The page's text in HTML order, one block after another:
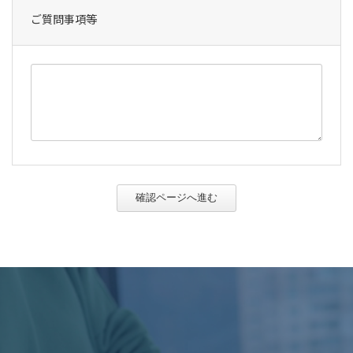
ご質問事項等
確認ページへ進む